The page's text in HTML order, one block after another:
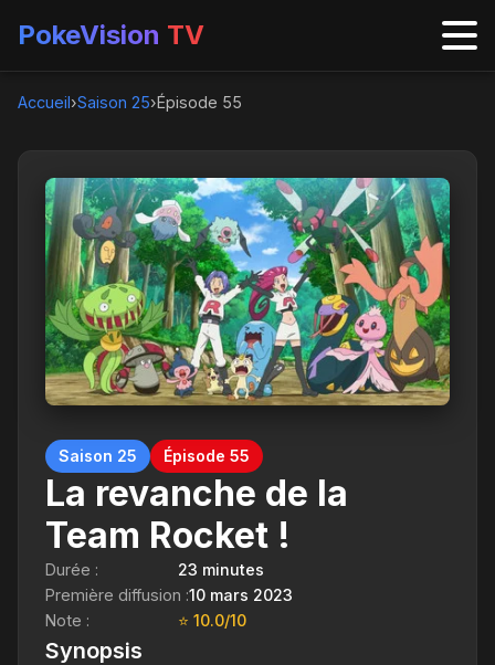
PokeVision TV
Accueil›Saison 25›Épisode 55
Saison 25 Épisode 55
La revanche de la
Team Rocket !
Durée :
23 minutes
Première diffusion :10 mars 2023
Note :
⭐ 10.0/10
Synopsis